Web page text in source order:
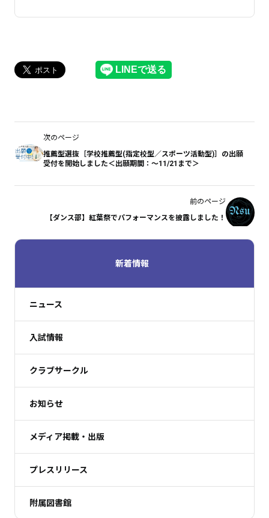
次のページ
推薦型選抜［学校推薦型(指定校型／スポーツ活動型)］の出願
受付を開始しました＜出願期間：～11/21まで＞
前のページ
【ダンス部】紅葉祭でパフォーマンスを披露しました！
新着情報
ニュース
入試情報
クラブサークル
お知らせ
メディア掲載・出版
プレスリリース
附属図書館